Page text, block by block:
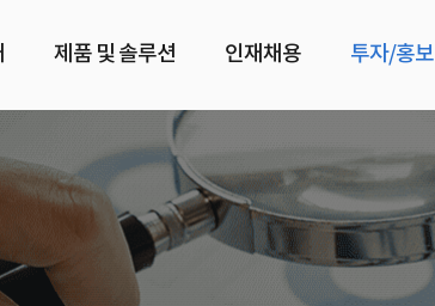
제품 및 솔루션 인재채용 투자/홍보